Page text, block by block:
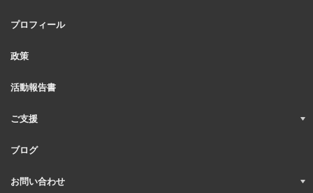
プロフィール
政策
活動報告書
ご支援
ブログ
お問い合わせ